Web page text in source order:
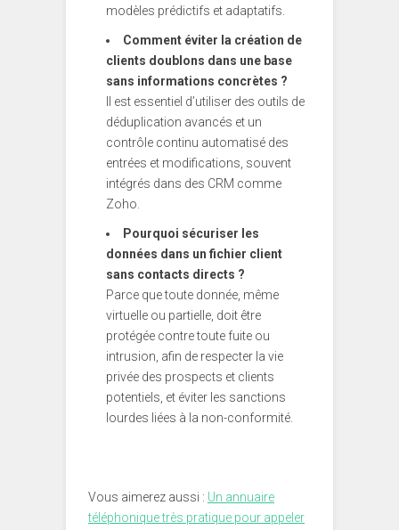
modèles prédictifs et adaptatifs.
Comment éviter la création de
clients doublons dans une base
sans informations concrètes ?
Il est essentiel d’utiliser des outils de
déduplication avancés et un
contrôle continu automatisé des
entrées et modifications, souvent
intégrés dans des CRM comme
Zoho.
Pourquoi sécuriser les
données dans un fichier client
sans contacts directs ?
Parce que toute donnée, même
virtuelle ou partielle, doit être
protégée contre toute fuite ou
intrusion, afin de respecter la vie
privée des prospects et clients
potentiels, et éviter les sanctions
lourdes liées à la non-conformité.
Vous aimerez aussi : Un annuaire
téléphonique très pratique pour appeler